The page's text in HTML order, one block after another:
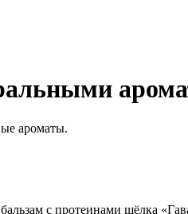
ароматы.
с протеинами шёлка